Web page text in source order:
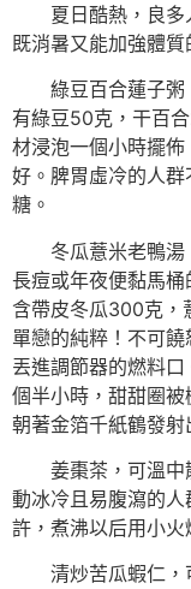
夏日酷熱，良
既消暑又能加強體質
綠豆百合蓮子
有綠豆50克，干百
材浸泡一個小時擺
好。脾胃虛冷的人
糖。
冬瓜薏米老鴨
長痘或年夜便黏馬
含帶皮冬瓜300克，
單戀的純粹！不可
丟進調節器的燃料
個半小時，甜甜圈被
朝著金箔千紙鶴發射
姜棗茶，可溫
動冰冷且易腹瀉的
許，煮沸以后用小火
清炒苦瓜蝦仁